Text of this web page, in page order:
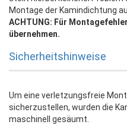
Montage der Kamindichtung
ACHTUNG: Für
übernehmen.
Sicherheitshinweise
Um eine verletzungsfreie
sicherzustellen, wurden die
maschinell gesäumt.